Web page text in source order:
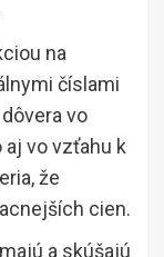
na
číslami
vo
aj vo vzťahu k
že
cien.
a skúšajú